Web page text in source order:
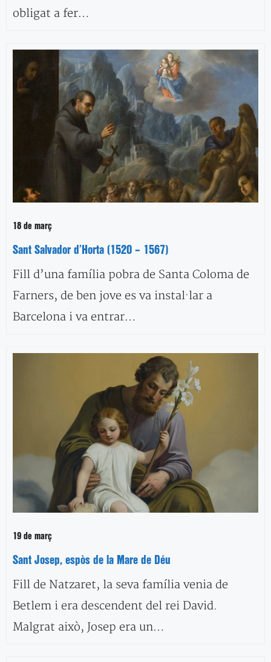
obligat a fer…
18 de març
Sant Salvador d’Horta (1520 – 1567)
Fill d’una família pobra de Santa Coloma de
Farners, de ben jove es va instal·lar a
Barcelona i va entrar…
19 de març
Sant Josep, espòs de la Mare de Déu
Fill de Natzaret, la seva família venia de
Betlem i era descendent del rei David.
Malgrat això, Josep era un…